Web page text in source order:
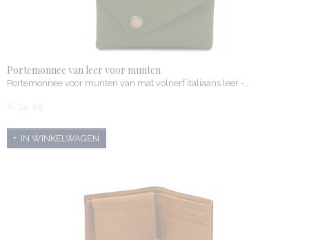
Portemonnee van leer voor munten
Portemonnee voor munten van mat volnerf italiaans leer -…
€ 34,99
IN WINKELWAGEN